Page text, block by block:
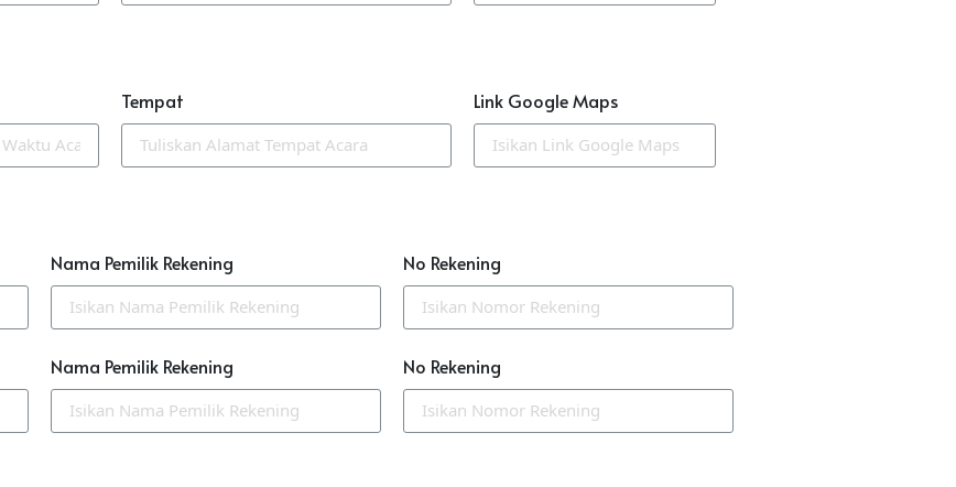
Tempat Link Google Maps
Nama Pemilik Rekening No Rekening
Nama Pemilik Rekening No Rekening